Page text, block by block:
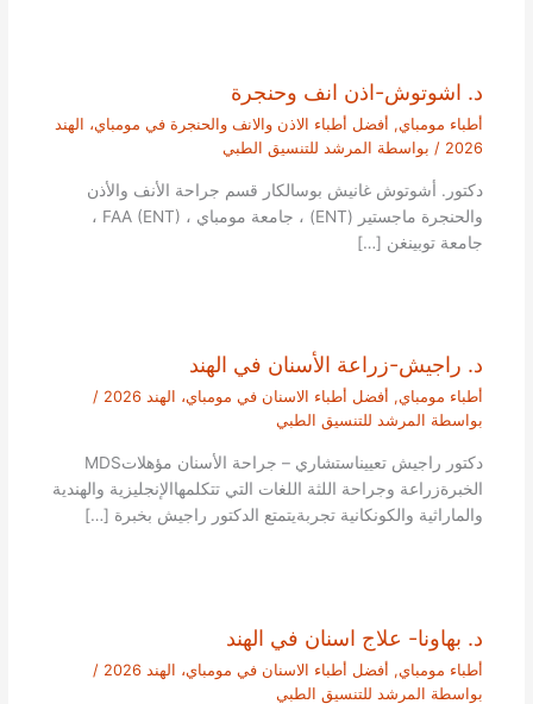
د. اشوتوش-اذن انف وحنجرة
أطباء مومباي, أفضل أطباء الاذن والانف والحنجرة في مومباي، الهند
2026 / بواسطة المرشد للتنسيق الطبي
دكتور. أشوتوش غانيش بوسالكار قسم جراحة الأنف والأذن
والحنجرة ماجستير (ENT) ، جامعة مومباي ، FAA (ENT) ،
جامعة توبينغن […]
د. راجيش-زراعة الأسنان في الهند
أطباء مومباي, أفضل أطباء الاسنان في مومباي، الهند 2026
/
بواسطة المرشد للتنسيق الطبي
دكتور راجيش تعييناستشاري – جراحة الأسنان مؤهلاتMDS
الخبرةزراعة وجراحة اللثة اللغات التي تتكلمهاالإنجليزية والهندية
والماراثية والكونكانية تجربةيتمتع الدكتور راجيش بخبرة […]
د. بهاونا- علاج اسنان في الهند
أطباء مومباي, أفضل أطباء الاسنان في مومباي، الهند 2026
/
بواسطة المرشد للتنسيق الطبي